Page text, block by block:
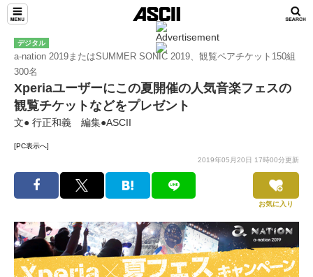
デジタル
a-nation 2019またはSUMMER SONIC 2019、観覧ペアチケット150組
300名
Xperiaユーザーにこの夏開催の人気音楽フェスの
観覧チケットなどをプレゼント
文● 行正和義 編集●ASCII
[PC表示へ]
2019年05月20日 17時00分更新
お気に入り